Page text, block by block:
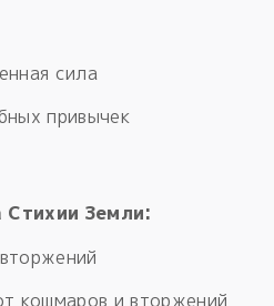
сила
привычек
Стихии Земли:
кошмаров и вторжений